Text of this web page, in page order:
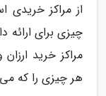
از مراکز
چیزی برای ارائه
مراکز خرید
هر چیزی را که